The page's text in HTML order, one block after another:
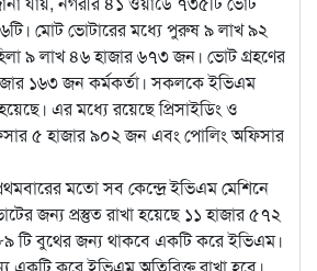
মোট ভোটারের মধ্যে পুরুষ ৯ লাখ ৯২
৯ লাখ ৪৬ হাজার ৬৭৩ জন। ভোট গ্রহণের
১৬৩ জন কর্মকর্তা। সকলকে ইভিএম
এর মধ্যে রয়েছে প্রিসাইডিং ও
৫ হাজার ৯০২ জন এবং পোলিং অফিসার
মতো সব কেন্দ্রে ইভিএম মেশিনে
জন্য প্রস্তুত রাখা হয়েছে ১১ হাজার ৫৭২
টি বুথের জন্য থাকবে একটি করে ইভিএম।